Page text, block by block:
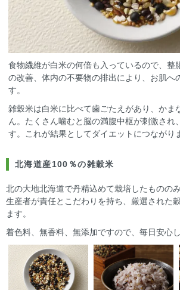
食物繊維が白米の何倍も入っているので、整
の改善、体内の不要物の排出により、お肌へ
す。
雑穀米は白米に比べて歯ごたえがあり、かま
ん。たくさん噛むと脳の満腹中枢が刺激され
す。これが結果としてダイエットにつながり
北海道産100％の雑穀米
北の大地北海道で丹精込めて栽培したものの
生産者が責任とこだわりを持ち、厳選された
ます。
着色料、無香料、無添加ですので、毎日安心